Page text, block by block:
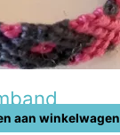
aan winkelwagen